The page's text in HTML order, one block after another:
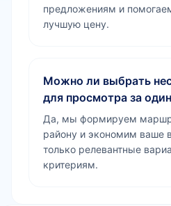
предложениям и
лучшую цену.
Можно ли выбрать
для просмотра за
Да, мы формируем
району и экономим ваше
только релевантные
критериям.